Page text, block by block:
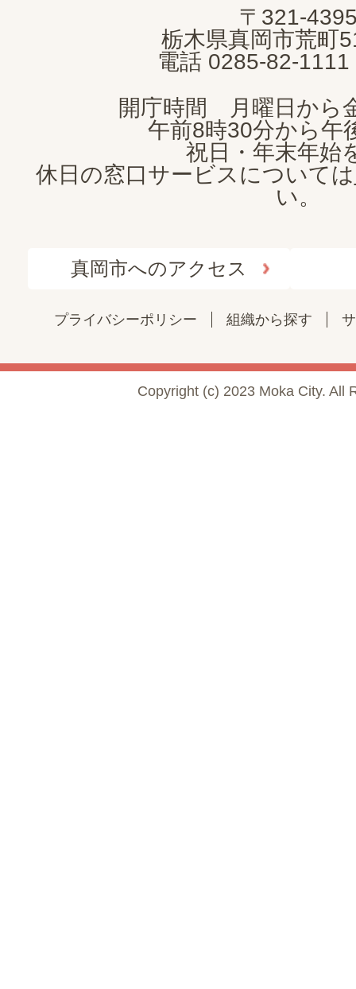
CITY
〒321-
栃木県真岡市荒町
電話 0285-82-1111
開庁時間 月曜日から
午前8時30分から午
祝日・年末年始
休日の窓口サービスについては
い。
真岡市へのアクセス
プライバシーポリシー 組織から探す
Copyright (c) 2023 Moka City. All